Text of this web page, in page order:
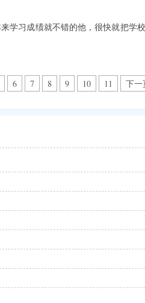
学习成绩就不错的他，很快就把学
6 7 8 9 10 11 下一